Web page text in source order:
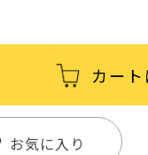
カー
お気に入り